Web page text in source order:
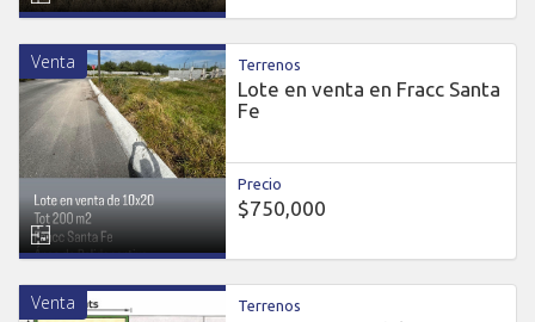
Venta Terrenos
Lote en venta en Fracc Santa
Fe
Precio
$750,000
Venta Terrenos